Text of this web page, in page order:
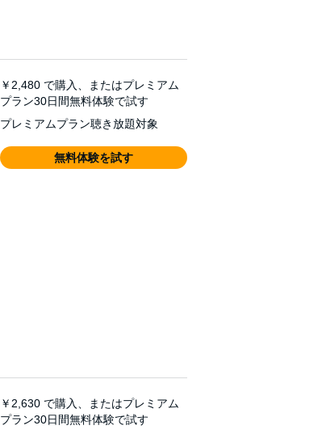
￥2,480 で購入、またはプレミアム
プラン30日間無料体験で試す
プレミアムプラン聴き放題対象
無料体験を試す
￥2,630 で購入、またはプレミアム
プラン30日間無料体験で試す